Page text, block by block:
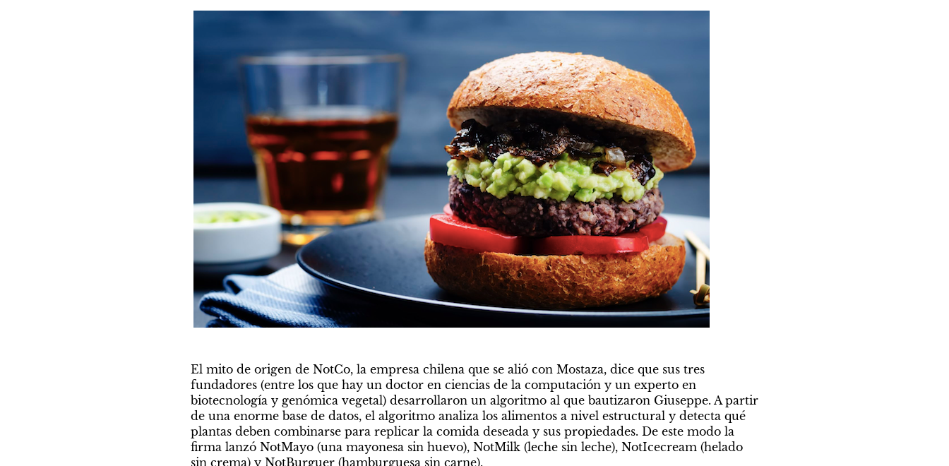
El mito de origen de NotCo, la empresa chilena que se alió con Mostaza, dice que sus tres
fundadores (entre los que hay un doctor en ciencias de la computación y un experto en
biotecnología y genómica vegetal) desarrollaron un algoritmo al que bautizaron Giuseppe. A partir
de una enorme base de datos, el algoritmo analiza los alimentos a nivel estructural y detecta qué
plantas deben combinarse para replicar la comida deseada y sus propiedades. De este modo la
firma lanzó NotMayo (una mayonesa sin huevo), NotMilk (leche sin leche), NotIcecream (helado
sin crema) y NotBurguer (hamburguesa sin carne).